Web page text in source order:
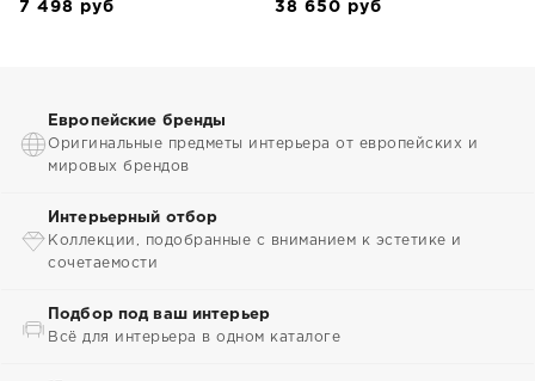
7 498 руб 38 650 руб
Европейские бренды
Оригинальные предметы интерьера от европейских и
мировых брендов
Интерьерный отбор
Коллекции, подобранные с вниманием к эстетике и
сочетаемости
Подбор под ваш интерьер
Всё для интерьера в одном каталоге